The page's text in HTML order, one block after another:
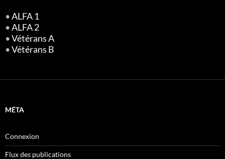
•ALFA 1
•ALFA 2
•Vétérans A
•Vétérans B
MÉTA
Connexion
Flux des publications